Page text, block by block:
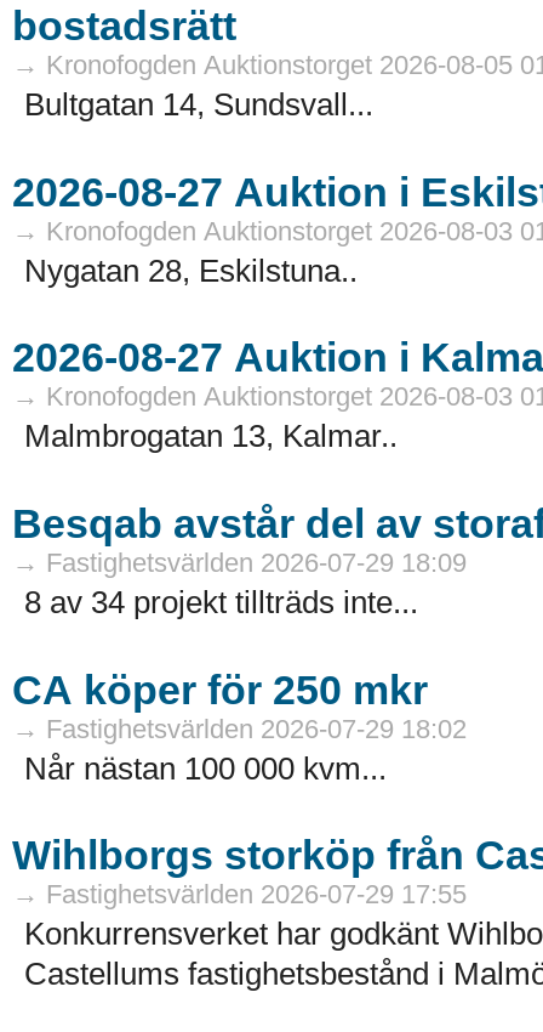
bostadsrätt
→ Kronofogden Auktionstorget 2026-08-05
Bultgatan 14, Sundsvall...
→ Kronofogden Auktionstorget 2026-08-03
Nygatan 28, Eskilstuna..
→ Kronofogden Auktionstorget 2026-08-03
Malmbrogatan 13, Kalmar..
Besqab avstår del av
→ Fastighetsvärlden 2026-07-29 18:09
8 av 34 projekt tillträds inte...
CA köper för 250 mkr
→ Fastighetsvärlden 2026-07-29 18:02
Når nästan 100 000 kvm...
Wihlborgs storköp från
→ Fastighetsvärlden 2026-07-29 17:55
Konkurrensverket har godkänt
Castellums fastighetsbestånd i